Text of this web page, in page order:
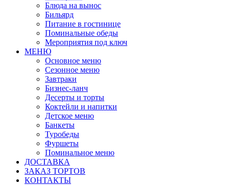
Блюда на вынос
Бильярд
Питание в гостинице
Поминальные обеды
Мероприятия под ключ
МЕНЮ
Основное меню
Сезонное меню
Завтраки
Бизнес-ланч
Десерты и торты
Коктейли и напитки
Детское меню
Банкеты
Туробеды
Фуршеты
Поминальное меню
ДОСТАВКА
ЗАКАЗ ТОРТОВ
КОНТАКТЫ